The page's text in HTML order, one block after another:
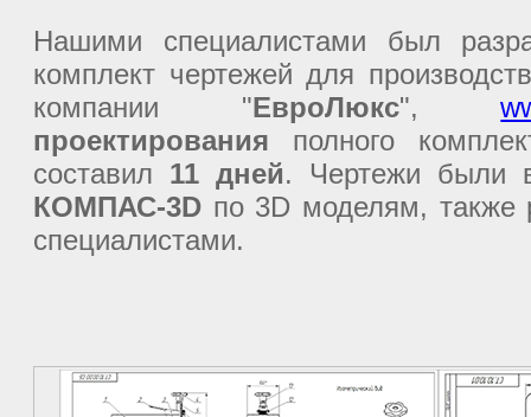
Нашими специалистами был
комплект чертежей для
компании "ЕвроЛюкс",
проектирования полного
составил 11 дней. Чертежи были
КОМПАС-3D по 3D моделям, также
специалистами.